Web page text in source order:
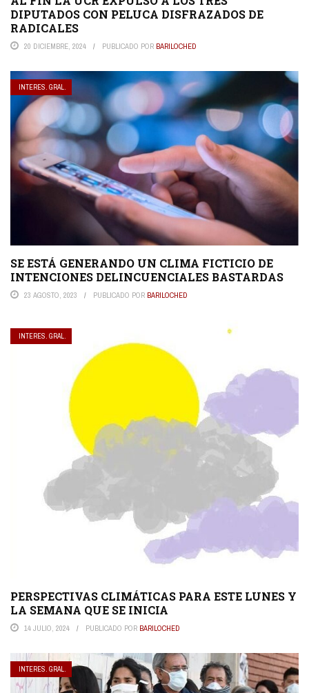
DIPUTADOS CON PELUCA DISFRAZADOS DE
RADICALES
20 DICIEMBRE, 2024 PUBLICADO POR BARILOCHED
INTERES. GRAL.
SE ESTÁ GENERANDO UN CLIMA FICTICIO DE
INTENCIONES DELINCUENCIALES BASTARDAS
23 AGOSTO, 2023 PUBLICADO POR BARILOCHED
INTERES. GRAL.
PERSPECTIVAS CLIMÁTICAS PARA ESTE LUNES Y
LA SEMANA QUE SE INICIA
14 JULIO, 2024 PUBLICADO POR BARILOCHED
INTERES. GRAL.